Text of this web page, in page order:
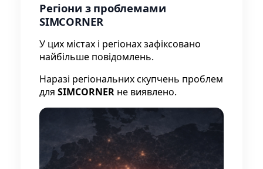
Регіони з проблемами
SIMCORNER
У цих містах і регіонах зафіксовано
найбільше повідомлень.
Наразі регіональних скупчень проблем
для SIMCORNER не виявлено.